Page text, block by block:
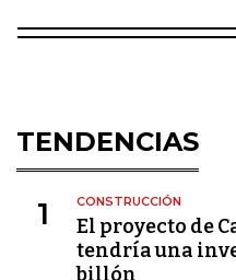
TENDENCIAS
1 CONSTRUCCIÓN
El proyecto de
tendría una
billón